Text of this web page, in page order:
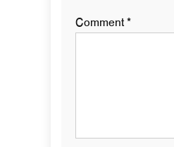
Comment*